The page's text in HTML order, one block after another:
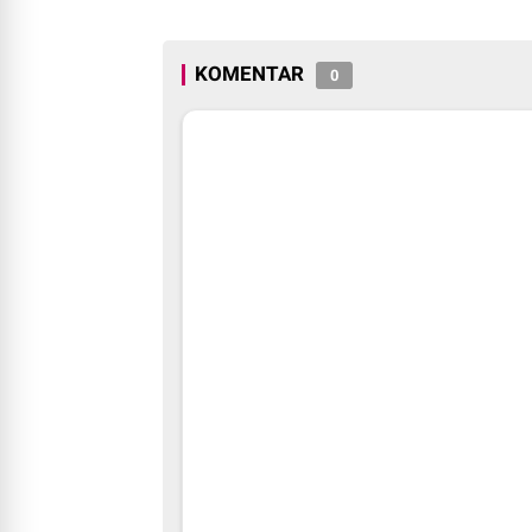
KOMENTAR 0